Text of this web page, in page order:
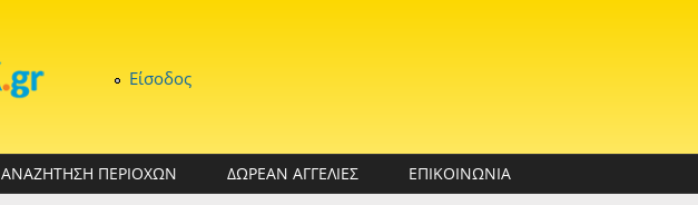
Είσοδος
ΑΝΑΖΗΤΗΣΗ ΠΕΡΙΟΧΩΝ ΔΩΡΕΑΝ ΑΓΓΕΛΙΕΣ ΕΠΙΚΟΙΝΩΝΙΑ